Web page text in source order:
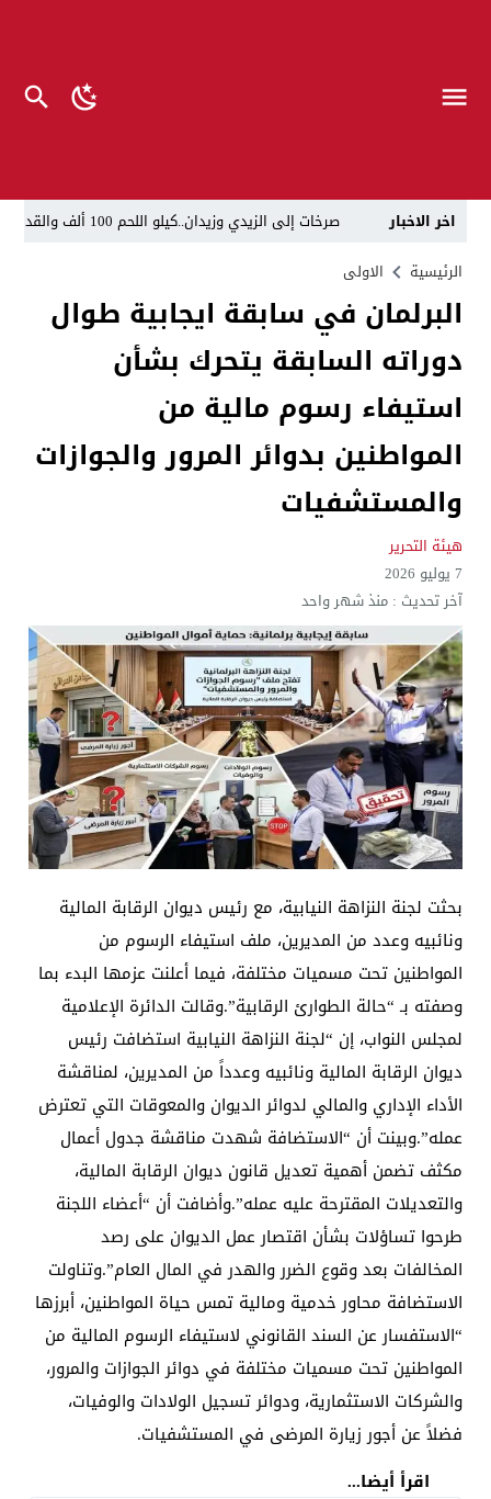
اخر الاخبار
صرخات إلى الزيدي وزيدان..كيلو اللحم 100 ألف والقداحة 5 آلاف في سجون العراق.. تظاهرة العوائل وسط بغداد
“لحين تسمية وزرائها”..الزيدي يوجه وكلاء الوزارات
مسيّرات إيرانية تستهدف مقرات حزب معارض كردي قرب
القضاء يطيح بموظفين ومعقبين في بلدية الناصرية
الإعلام والاتصالات تتوعد بإجراءات قانونية: لا وكيل
ذي قار.. انطلاق عملية لاعتقال أكثر من 20 شخصاً في البلدية والتسجيل العقاري
الرئيسية الاولى
البرلمان في سابقة ايجابية طوال
دوراته السابقة يتحرك بشأن
استيفاء رسوم مالية من
المواطنين بدوائر المرور والجوازات
والمستشفيات
هيئة التحرير
7 يوليو 2026
آخر تحديث :منذ شهر واحد
بحثت لجنة النزاهة النيابية، مع رئيس ديوان الرقابة المالية
ونائبيه وعدد من المديرين، ملف استيفاء الرسوم من
المواطنين تحت مسميات مختلفة، فيما أعلنت عزمها البدء بما
وصفته بـ “حالة الطوارئ الرقابية”.وقالت الدائرة الإعلامية
لمجلس النواب، إن “لجنة النزاهة النيابية استضافت رئيس
ديوان الرقابة المالية ونائبيه وعدداً من المديرين، لمناقشة
الأداء الإداري والمالي لدوائر الديوان والمعوقات التي تعترض
عمله”.وبينت أن “الاستضافة شهدت مناقشة جدول أعمال
مكثف تضمن أهمية تعديل قانون ديوان الرقابة المالية،
والتعديلات المقترحة عليه عمله”.وأضافت أن “أعضاء اللجنة
طرحوا تساؤلات بشأن اقتصار عمل الديوان على رصد
المخالفات بعد وقوع الضرر والهدر في المال العام”.وتناولت
الاستضافة محاور خدمية ومالية تمس حياة المواطنين، أبرزها
“الاستفسار عن السند القانوني لاستيفاء الرسوم المالية من
المواطنين تحت مسميات مختلفة في دوائر الجوازات والمرور،
والشركات الاستثمارية، ودوائر تسجيل الولادات والوفيات،
فضلاً عن أجور زيارة المرضى في المستشفيات.
اقرأ أيضا...